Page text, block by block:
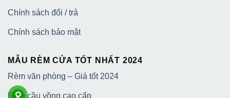
Chính sách đổi / trả
Chính sách bảo mật
MẪU RÈM CỬA TỐT NHẤT 2024
Rèm văn phòng – Giá tốt 2024
Rèm cầu vồng cao cấp